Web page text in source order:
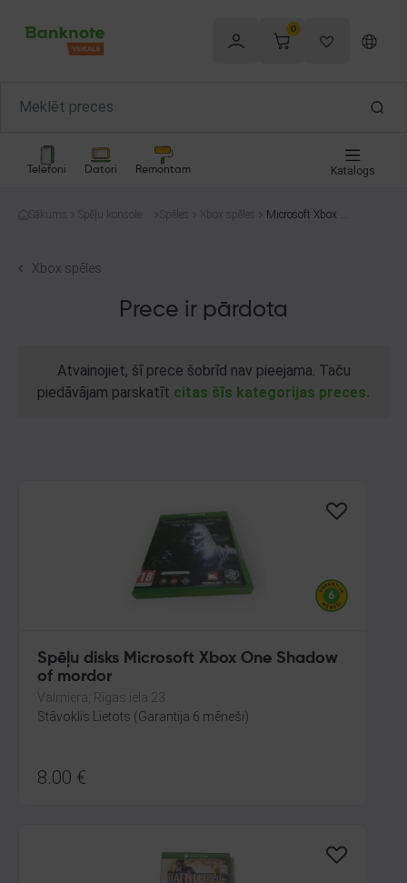
0
Telefoni Datori Remontam Katalogs
Sākums
Spēļu konsoles
Spēles Xbox spēles
Microsoft Xbox O
Xbox spēles
Prece ir pārdota
Atvainojiet, šī prece šobrīd nav pieejama. Taču
piedāvājam parskatīt citas šīs kategorijas preces.
Spēļu disks Microsoft Xbox One Shadow
of mordor
Valmiera, Rīgas iela 23
Stāvoklis Lietots (Garantija 6 mēneši)
8.00 €